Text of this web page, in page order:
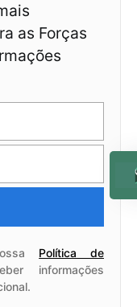
as Forças
Política de
informações